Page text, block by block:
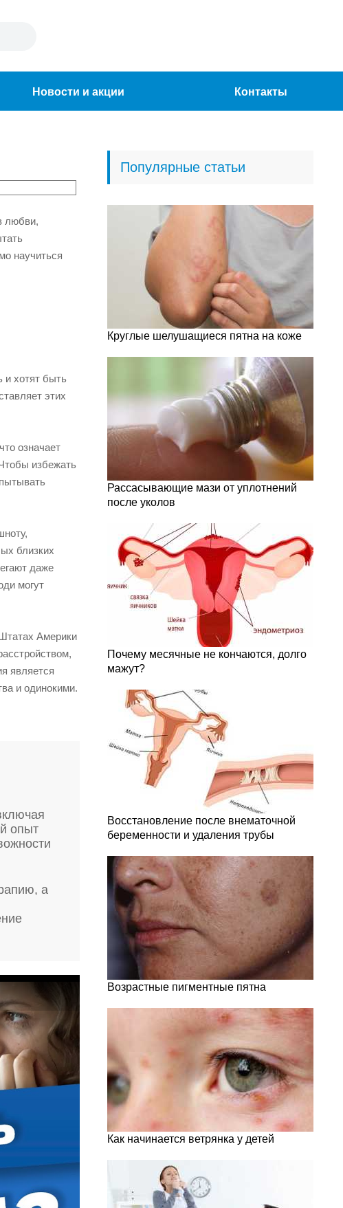
Новости и акции Контакты
любви,
научиться
и хотят быть
этих
означает
избежать
близких
даже
могут
Америки
является
и одинокими.
опыт
а
Популярные статьи
Круглые шелушащиеся пятна на коже
Рассасывающие мази от уплотнений
после уколов
Почему месячные не кончаются, долго
мажут?
Восстановление после внематочной
беременности и удаления трубы
Возрастные пигментные пятна
Как начинается ветрянка у детей